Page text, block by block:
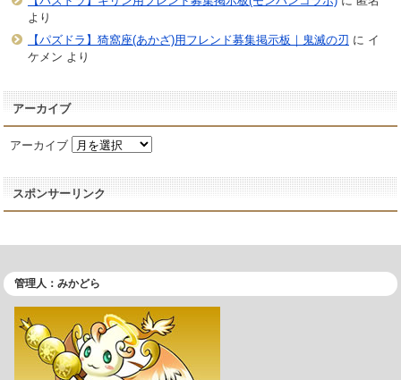
より
【パズドラ】猗窩座(あかざ)用フレンド募集掲示板｜鬼滅の刃 に イ
ケメン より
アーカイブ
アーカイブ
スポンサーリンク
管理人：みかどら